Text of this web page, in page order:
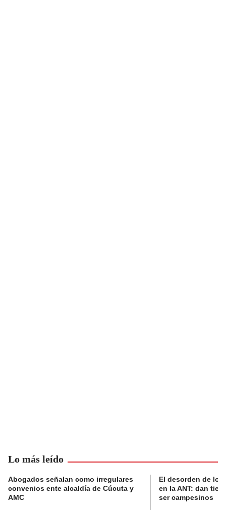
Lo más leído
Abogados señalan como irregulares
convenios ente alcaldía de Cúcuta y
AMC
El desorden de
en la ANT: dan
ser campesinos